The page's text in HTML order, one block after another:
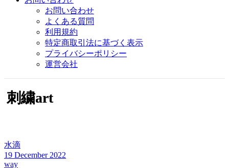
お問い合わせ
よくある質問
利用規約
特定商取引法に基づく表示
プライバシーポリシー
運営会社
刺繍art
水滴
19 December 2022
way